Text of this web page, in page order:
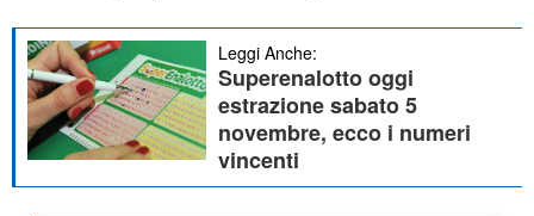
Leggi Anche:
Superenalotto oggi
estrazione sabato 5
novembre, ecco i numeri
vincenti